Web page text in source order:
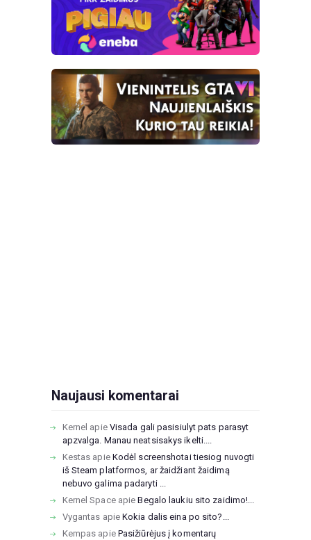
Naujausi komentarai
Kernel apie Visada gali pasisiulyt pats parasyt
apzvalga. Manau neatsisakys ikelti....
Kestas apie Kodėl screenshotai tiesiog nuvogti
iš Steam platformos, ar žaidžiant žaidimą
nebuvo galima padaryti ...
Kernel SpaceapieBegalo laukiu sito zaidimo!...
Vygantas apieKokia dalis eina po sito?...
Kempas apie Pasižiūrėjus į komentarų